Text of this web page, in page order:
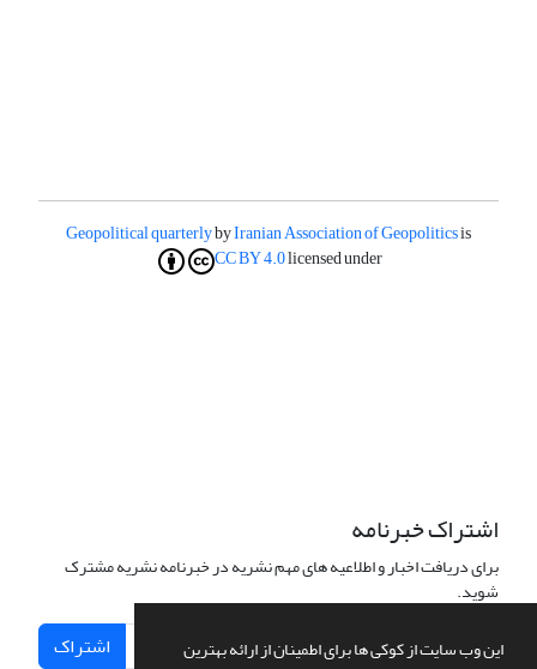
این وب سایت از کوکی ها برای اطمینان از ارائه بهترین
Geopolitical quarterlybyIranian Association of Geopoliticsis
licensed under
CC BY 4.0
اشتراک خبرنامه
برای دریافت اخبار و اطلاعیه های مهم نشریه در خبرنامه نشریه مشترک
شوید.
اشتراک